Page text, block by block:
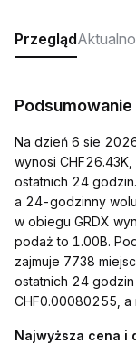
Przegląd
Na dzień 6 sie
wynosi
ostatnich 24
a 24-godzinny
w obiegu GRDX
podaż to 1.00B.
zajmuje 7738
ostatnich 24 godzin
CHF0.00080255, a
Najwyższa cena i